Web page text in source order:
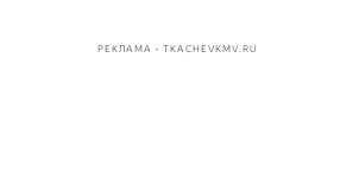
РЕКЛАМА • TKACHEVKMV.RU